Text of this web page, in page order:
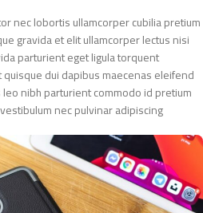
nec lobortis ullamcorper cubilia pretium
gravida et elit ullamcorper lectus nisi
parturient eget ligula torquent
dui dapibus maecenas eleifend
nibh parturient commodo id pretium
nec pulvinar adipiscing.